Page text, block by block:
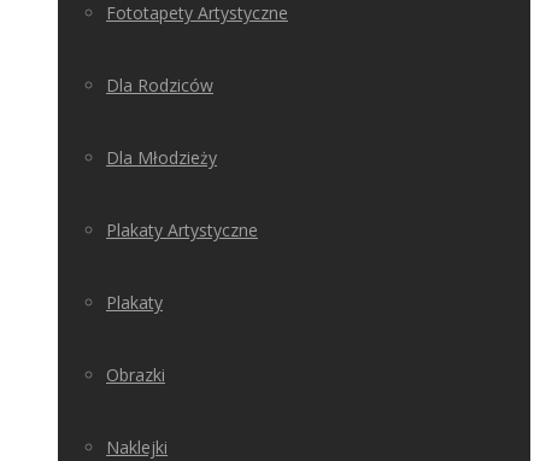
Fototapety Artystyczne
Dla Rodziców
Dla Młodzieży
Plakaty Artystyczne
Plakaty
Obrazki
Naklejki